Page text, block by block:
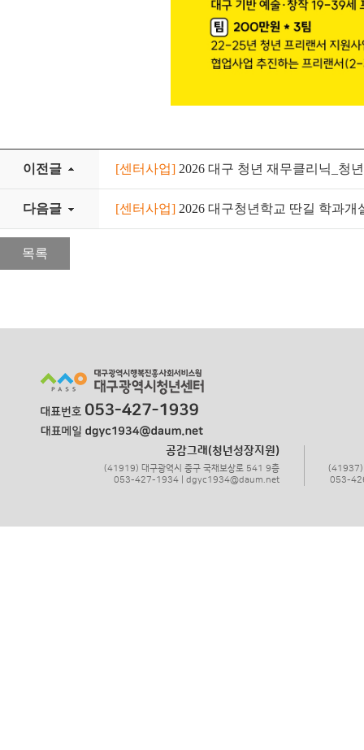
이전글 [센터사업] 2026 대구 청년 재무클리닉_청
다음글 [센터사업] 2026 대구청년학교 딴길 학과개
목록
공감그래(청년성장지원)
(41919) 대구광역시 중구 국채보상로 541 9층
053-427-1934 | dgyc1934@daum.net
(41937)
053-